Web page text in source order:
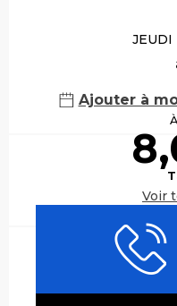
JEUDI
Ajouter à
Voir